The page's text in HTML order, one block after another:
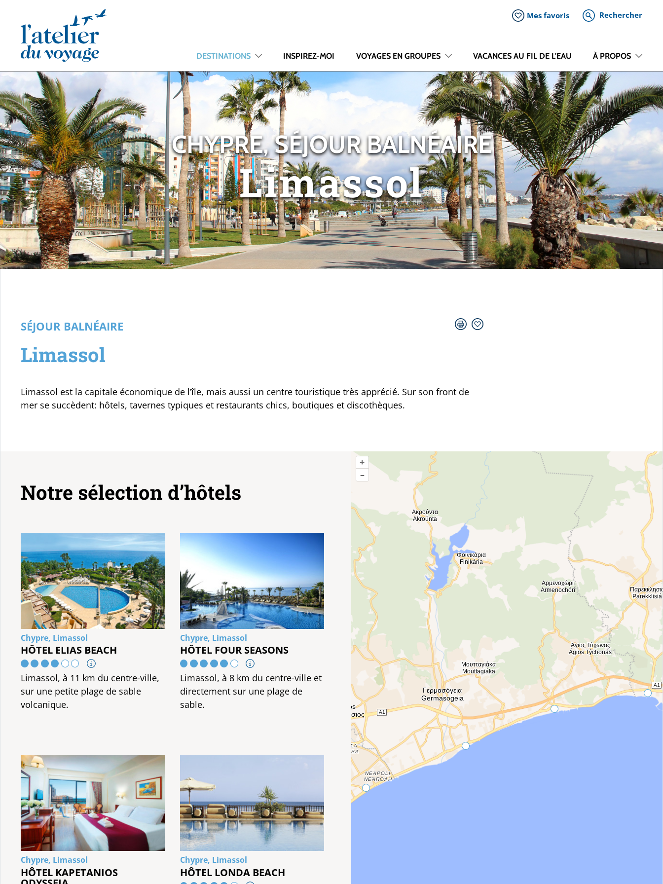
Mes favoris Rechercher
DESTINATIONS INSPIREZ-MOI VOYAGES EN GROUPES VACANCES AU FIL DE L'EAU À PROPOS
CHYPRE, SÉJOUR BALNÉAIRE
Limassol
SÉJOUR BALNÉAIRE
Limassol
Limassol est la capitale économique de l’île, mais aussi un centre touristique très apprécié. Sur son front de
mer se succèdent: hôtels, tavernes typiques et restaurants chics, boutiques et discothèques.
+
–
Notre sélection d’hôtels
Chypre, Limassol
HÔTEL ELIAS BEACH
Limassol, à 11 km du centre-ville,
sur une petite plage de sable
volcanique.
Chypre, Limassol
HÔTEL FOUR SEASONS
Limassol, à 8 km du centre-ville et
directement sur une plage de
sable.
Chypre, Limassol
HÔTEL KAPETANIOS
Chypre, Limassol
HÔTEL LONDA BEACH
Panneau de gestion des cookies